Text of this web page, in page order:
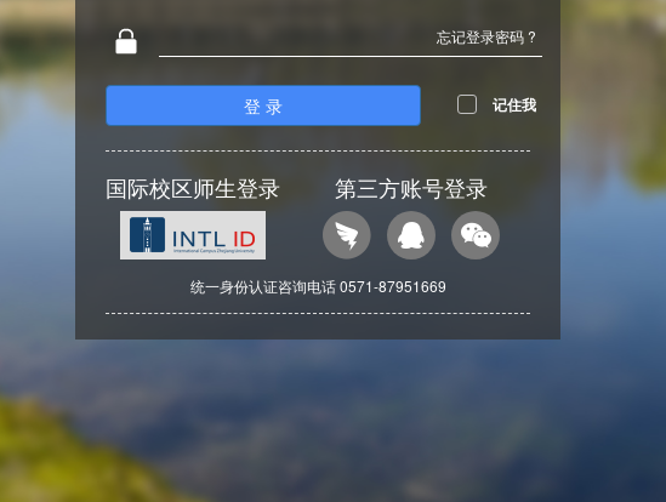
忘记登录密码 ?
登 录 记住我
国际校区师生登录 第三方账号登录
统一身份认证咨询电话 0571-87951669